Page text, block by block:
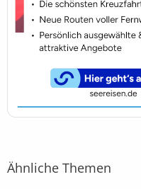
Ähnliche Themen